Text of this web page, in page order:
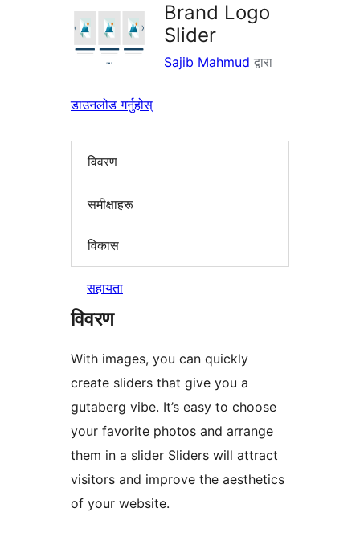
Brand Logo
Slider
Sajib Mahmud द्वारा
डाउनलोड गर्नुहोस्
विवरण
समीक्षाहरू
विकास
सहायता
विवरण
With images, you can quickly
create sliders that give you a
gutaberg vibe. It’s easy to choose
your favorite photos and arrange
them in a slider Sliders will attract
visitors and improve the aesthetics
of your website.